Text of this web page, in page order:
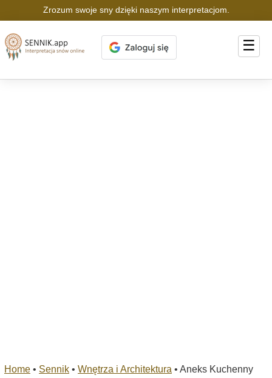
Zrozum swoje sny dzięki naszym interpretacjom.
☰
Home • Sennik • Wnętrza i Architektura • Aneks Kuchenny